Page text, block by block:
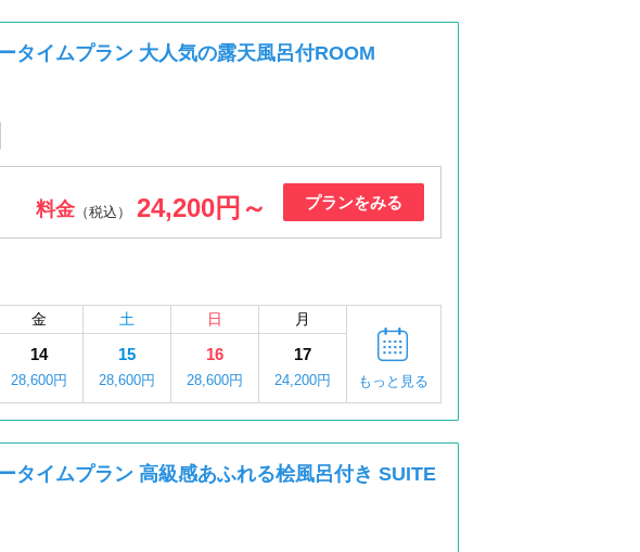
タイムプラン 大人気の露天風呂付ROOM
料金（税込） 24,200円～ プランをみる
金 土 日 月
14
28,600円
15
28,600円
16
28,600円
17
24,200円 もっと見る
タイムプラン 高級感あふれる桧風呂付き SUITE